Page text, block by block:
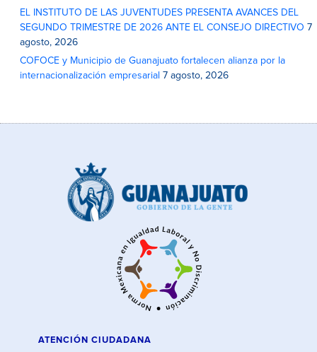
EL INSTITUTO DE LAS JUVENTUDES PRESENTA AVANCES DEL
SEGUNDO TRIMESTRE DE 2026 ANTE EL CONSEJO DIRECTIVO 7
agosto, 2026
COFOCE y Municipio de Guanajuato fortalecen alianza por la
internacionalización empresarial 7 agosto, 2026
ATENCIÓN CIUDADANA